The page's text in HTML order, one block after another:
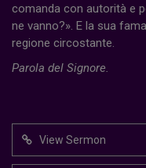
comanda con autorità e
ne vanno?». E la sua
regione circostante.
Parola del Signore.
View Sermon